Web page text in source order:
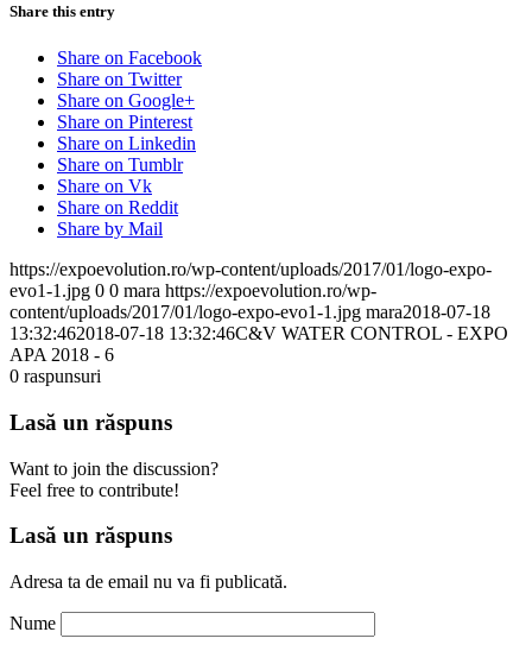
Share this entry
Share on Facebook
Share on Twitter
Share on Google+
Share on Pinterest
Share on Linkedin
Share on Tumblr
Share on Vk
Share on Reddit
Share by Mail
https://expoevolution.ro/wp-content/uploads/2017/01/logo-expo-
evo1-1.jpg 0 0 mara https://expoevolution.ro/wp-
content/uploads/2017/01/logo-expo-evo1-1.jpg mara2018-07-18
13:32:462018-07-18 13:32:46C&V WATER CONTROL - EXPO
APA 2018 - 6
0 raspunsuri
Lasă un răspuns
Want to join the discussion?
Feel free to contribute!
Lasă un răspuns
Adresa ta de email nu va fi publicată.
Nume